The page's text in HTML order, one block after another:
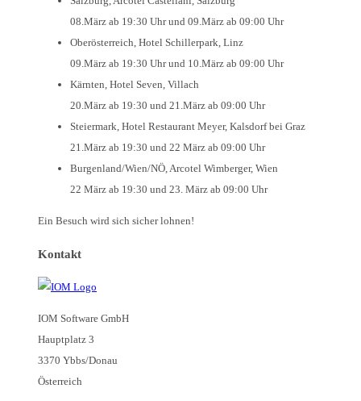
08.März ab 19:30 Uhr und 09.März ab 09:00 Uhr
Oberösterreich, Hotel Schillerpark, Linz
09.März ab 19:30 Uhr und 10.März ab 09:00 Uhr
Kärnten, Hotel Seven, Villach
20.März ab 19:30 und 21.März ab 09:00 Uhr
Steiermark, Hotel Restaurant Meyer, Kalsdorf bei Graz
21.März ab 19:30 und 22 März ab 09:00 Uhr
Burgenland/Wien/NÖ, Arcotel Wimberger, Wien
22 März ab 19:30 und 23. März ab 09:00 Uhr
Ein Besuch wird sich sicher lohnen!
Kontakt
IOM Software GmbH
Hauptplatz 3
3370 Ybbs/Donau
Österreich